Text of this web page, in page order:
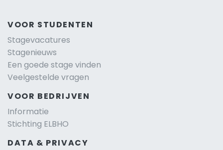
VOOR STUDENTEN
Stagevacatures
Stagenieuws
Een goede stage vinden
Veelgestelde vragen
VOOR BEDRIJVEN
Informatie
Stichting ELBHO
DATA & PRIVACY